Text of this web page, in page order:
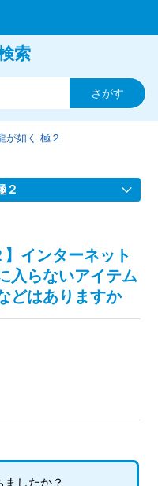
索
が如く 極２
２
りますか
い合わせ先はどこです
】インターネット
入らないアイテム
どはありますか
したか？